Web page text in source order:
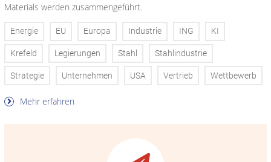
Materials werden zusammengeführt.
Energie EU Europa Industrie ING KI
Krefeld Legierungen Stahl Stahlindustrie
Strategie Unternehmen USA Vertrieb Wettbewerb
Mehr erfahren